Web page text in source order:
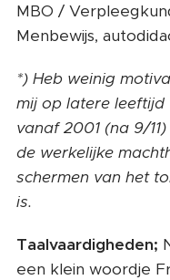
MBO /
Menbewijs,
*) Heb weinig
mij op latere
vanaf 2001 (na 9/
de werkelijke
schermen van het
is.
Taalvaardigheden;
een klein woordje